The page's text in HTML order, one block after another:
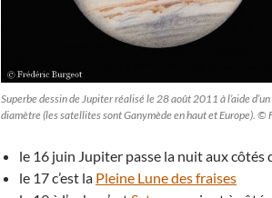
Superbe dessin de Jupiter réalisé le 28 août 2011 à l’aide
diamètre (les satellites sont Ganymède en haut et Europe). ©
le 16 juin Jupiter passe la nuit aux côtés
le 17 c’est la Pleine Lune des fraises